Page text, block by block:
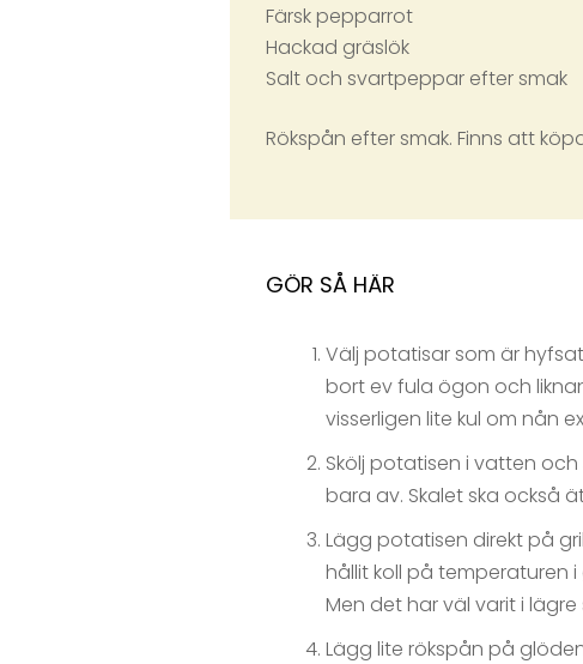
Färsk pepparrot
Hackad gräslök
Salt och svartpeppar efter smak
Rökspån efter smak. Finns att
GÖR SÅ HÄR
Välj potatisar som är
bort ev fula ögon och
visserligen lite kul om nån
Skölj potatisen i vatten
bara av. Skalet ska också
Lägg potatisen direkt på
hållit koll på temperaturen
Men det har väl varit i
Lägg lite rökspån på